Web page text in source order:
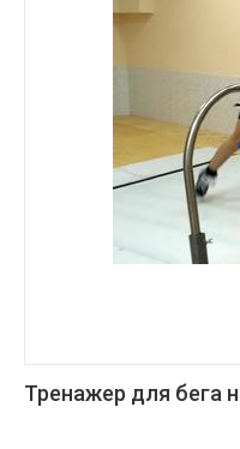
Тренажер для бега